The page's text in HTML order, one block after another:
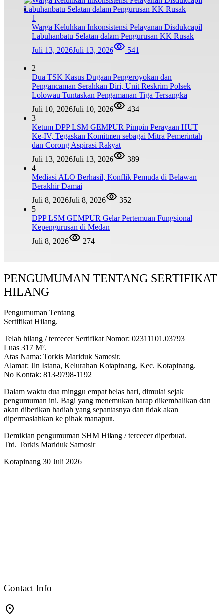
1
Warga Keluhkan Inkonsistensi Pelayanan Disdukcapil
Labuhanbatu Selatan dalam Pengurusan KK Rusak
Juli 13, 2026Juli 13, 2026 541
2
Dua TSK Kasus Dugaan Pengeroyokan dan
Pengancaman Serahkan Diri, Unit Reskrim Polsek
Lolowau Tuntaskan Pengamanan Tiga Tersangka
Juli 10, 2026Juli 10, 2026
434
3
Ketum DPP LSM GEMPUR Pimpin Perayaan HUT
Ke-IV, Tegaskan Komitmen sebagai Mitra Pemerintah
dan Corong Aspirasi Rakyat
Juli 13, 2026Juli 13, 2026
389
4
Mediasi ALO Berhasil, Konflik Pemuda di Belawan
Berakhir Damai
Juli 8, 2026Juli 8, 2026
352
5
DPP LSM GEMPUR Gelar Pertemuan Fungsional
Kepengurusan di Medan
Juli 8, 2026
274
PENGUMUMAN TENTANG SERTIFIKAT
HILANG
Pengumuman Tentang
Sertifikat Hilang.
Telah hilang / tercecer Sertifikat Nomor: 02311101.03793
Luas 317 M².
Atas Nama: Torkis Mariduk Samosir.
Alamat: Jln Istana, Kelurahan Kotapinang, Kec. Kotapinang.
No Kontak: 813-9798-1192
Dalam waktu dua minggu empat belas hari, dimulai sejak
pengumuman ini. Bagi yang menemukan harap dikembalikan dan
akan diberikan hadiah yang sepantasnya dan tidak akan
dipermaslahkan ke pihak manapun.
Demikian pengumuman SHM Hilang / tercecer diperbuat.
Ttd. Torkis Mariduk Samosir
Kotapinang 30 Juli 2026
Contact Info